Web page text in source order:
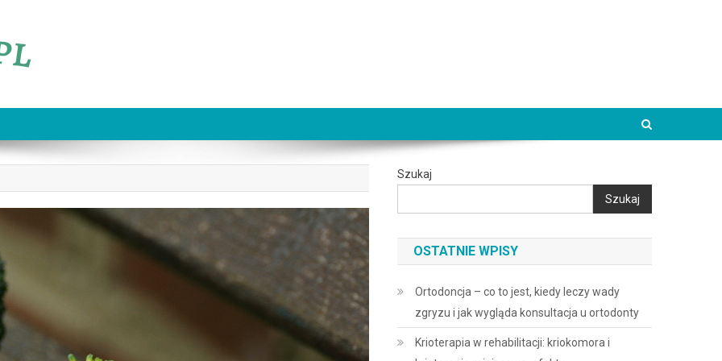
Szukaj
Szukaj
OSTATNIE WPISY
Ortodoncja – co to jest, kiedy leczy wady
zgryzu i jak wygląda konsultacja u ortodonty
Krioterapia w rehabilitacji: kriokomora i